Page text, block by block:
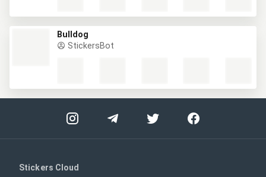
Bulldog
StickersBot
Stickers Cloud